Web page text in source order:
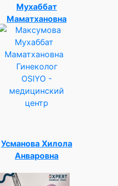
Мухаббат
Маматхановна
Гинеколог
OSIYO -
медицинский
центр
Усманова Хилола
Анваровна